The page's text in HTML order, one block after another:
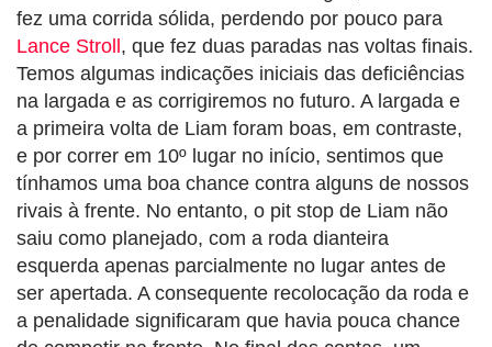
fez uma corrida sólida, perdendo por pouco para
Lance Stroll, que fez duas paradas nas voltas finais.
Temos algumas indicações iniciais das deficiências
na largada e as corrigiremos no futuro. A largada e
a primeira volta de Liam foram boas, em contraste,
e por correr em 10º lugar no início, sentimos que
tínhamos uma boa chance contra alguns de nossos
rivais à frente. No entanto, o pit stop de Liam não
saiu como planejado, com a roda dianteira
esquerda apenas parcialmente no lugar antes de
ser apertada. A consequente recolocação da roda e
a penalidade significaram que havia pouca chance